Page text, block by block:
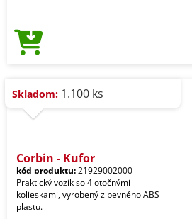
Skladom: 1.100 ks
Corbin - Kufor
kód produktu:21929002000
Praktický vozík so 4 otočnými
kolieskami, vyrobený z pevného ABS
plastu.